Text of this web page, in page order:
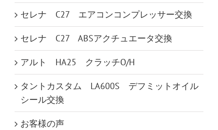
セレナ C27 エアコンコンプレッサー交換
セレナ C27 ABSアクチュエータ交換
アルト HA25 クラッチO/H
タントカスタム LA600S デフミットオイル
シール交換
お客様の声